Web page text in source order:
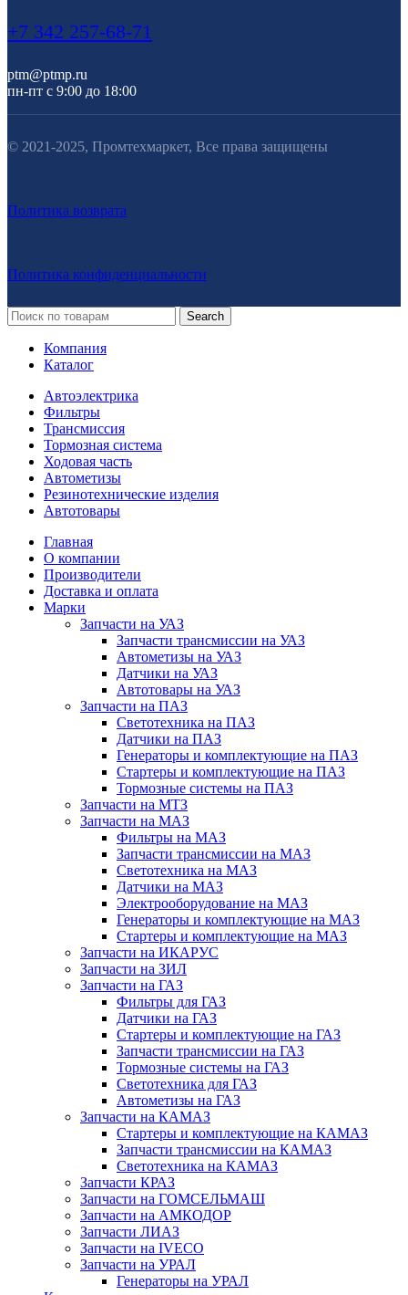
+7 342 257-68-71
ptm@ptmp.ru
пн-пт с 9:00 до 18:00
© 2021-2025, Промтехмаркет, Все права защищены
Политика возврата
Политика конфиденциальности
Search
Компания
Каталог
Автоэлектрика
Фильтры
Трансмиссия
Тормозная система
Ходовая часть
Автометизы
Резинотехнические изделия
Автотовары
Главная
О компании
Производители
Доставка и оплата
Марки
Запчасти на УАЗ
Запчасти трансмиссии на УАЗ
Автометизы на УАЗ
Датчики на УАЗ
Автотовары на УАЗ
Запчасти на ПАЗ
Светотехника на ПАЗ
Датчики на ПАЗ
Генераторы и комплектующие на ПАЗ
Стартеры и комплектующие на ПАЗ
Тормозные системы на ПАЗ
Запчасти на МТЗ
Запчасти на МАЗ
Фильтры на МАЗ
Запчасти трансмиссии на МАЗ
Светотехника на МАЗ
Датчики на МАЗ
Электрооборудование на МАЗ
Генераторы и комплектующие на МАЗ
Стартеры и комплектующие на МАЗ
Запчасти на ИКАРУС
Запчасти на ЗИЛ
Запчасти на ГАЗ
Фильтры для ГАЗ
Датчики на ГАЗ
Стартеры и комплектующие на ГАЗ
Запчасти трансмиссии на ГАЗ
Тормозные системы на ГАЗ
Светотехника для ГАЗ
Автометизы на ГАЗ
Запчасти на КАМАЗ
Стартеры и комплектующие на КАМАЗ
Запчасти трансмиссии на КАМАЗ
Светотехника на КАМАЗ
Запчасти КРАЗ
Запчасти на ГОМСЕЛЬМАШ
Запчасти на АМКОДОР
Запчасти ЛИАЗ
Запчасти на IVECO
Запчасти на УРАЛ
Генераторы на УРАЛ